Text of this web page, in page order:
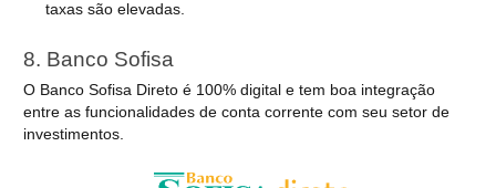
taxas são elevadas.
8. Banco Sofisa
O Banco Sofisa Direto é 100% digital e tem boa integração
entre as funcionalidades de conta corrente com seu setor de
investimentos.